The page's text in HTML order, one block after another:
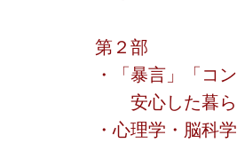
第２部
・「暴言」「コ
安心した暮ら
・心理学・脳科